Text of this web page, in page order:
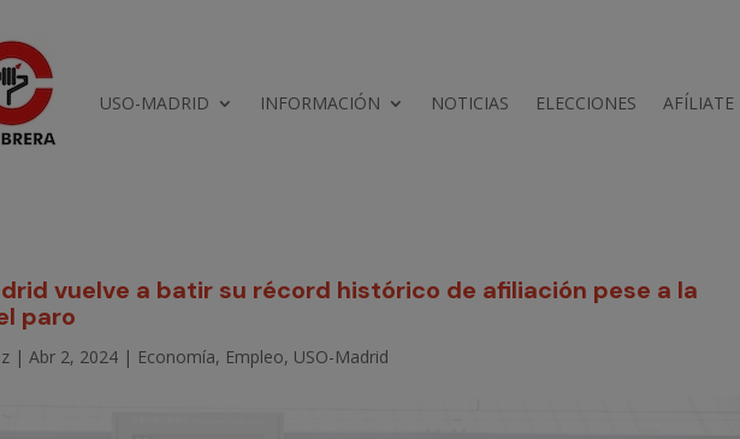
USO-MADRID INFORMACIÓN NOTICIAS ELECCIONES AFÍLIATE
vuelve a batir su récord histórico de afiliación pese a la
paro
|Abr 2, 2024 | Economía, Empleo, USO-Madrid